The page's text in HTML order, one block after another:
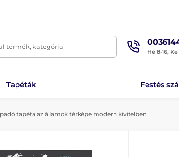
termék, kategória
Hé 8-16,
Tapéták Festés
tapéta az államok térképe modern kivitelben